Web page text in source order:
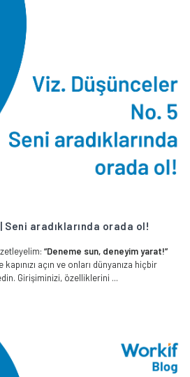
Seni aradıklarında orada ol!
“Deneme sun, deneyim yarat!”
açın ve onları dünyanıza hiçbir
Girişiminizi, özelliklerini ...